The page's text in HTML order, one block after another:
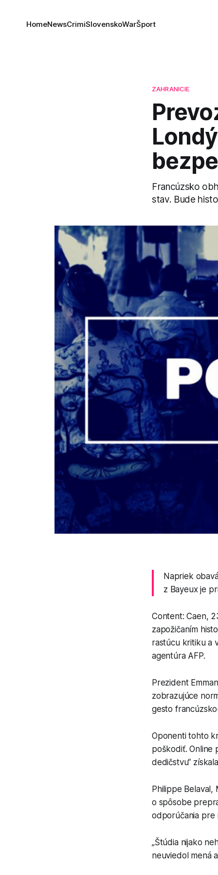
HomeNewsCrimiSlovenskoWarŠport
ZAHRANICIE
Francúzsko
stav. Bude
Napriek
z Bayeux je
Content: Caen,
zapožičaním
rastúcu kritiku a
agentúra AFP.
Prezident
zobrazujúce
gesto
Oponenti tohto
poškodiť. Online
dedičstvu“
Philippe
o spôsobe
odporúčania pre
„Štúdia nijako
neuviedol mená